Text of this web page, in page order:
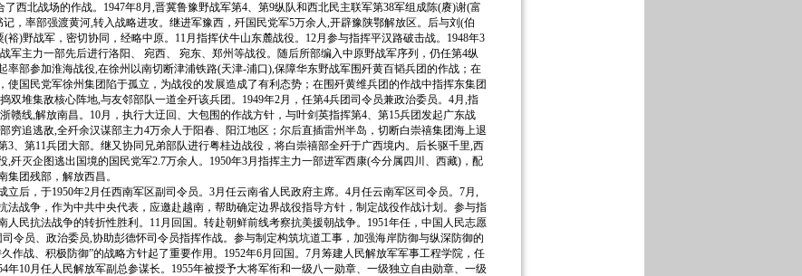
了西北战场的作战。1947年8月,晋冀鲁豫野战军第4、第9纵队和西北民主联军第38军组成陈(赓)谢(富
，率部强渡黄河,转入战略进攻。继进军豫西，歼国民党军5万余人,开辟豫陕鄂解放区。后与刘(伯
裕)野战军，密切协同，经略中原。11月指挥伏牛山东麓战役。12月参与指挥平汉路破击战。1948年3
军主力一部先后进行洛阳、 宛西、 宛东、郑州等战役。随后所部编入中原野战军序列，仍任第4纵
率部参加淮海战役,在徐州以南切断津浦铁路(天津-浦口),保障华东野战军围歼黄百韬兵团的作战；在
使国民党军徐州集团陷于孤立，为战役的发展造成了有利态势；在围歼黄维兵团的作战中指挥东集团
双堆集敌核心阵地,与友邻部队一道全歼该兵团。1949年2月，任第4兵团司令员兼政治委员。4月,指
赣线,解放南昌。10月，执行大迂回、大包围的作战方针，与叶剑英指挥第4、第15兵团发起广东战
穷追逃敌,全歼余汉谋部主力4万余人于阳春、阳江地区；尔后直插雷州半岛，切断白崇禧集团海上退
3、第11兵团大部。继又协同兄弟部队进行粤桂边战役，将白崇禧部全歼于广西境内。后长驱千里,西
,歼灭企图逃出国境的国民党军2.7万余人。1950年3月指挥主力一部进军西康(今分属四川、西藏)，配
集团残部，解放西昌。
后，于1950年2月任西南军区副司令员。3月任云南省人民政府主席。4月任云南军区司令员。7月,
法战争，作为中共中央代表，应邀赴越南，帮助确定边界战役指导方针，制定战役作战计划。参与指
人民抗法战争的转折性胜利。11月回国。转赴朝鲜前线考察抗美援朝战争。1951年任，中国人民志愿
令员、政治委员,协助彭德怀司令员指挥作战。参与制定构筑坑道工事，加强海岸防御与纵深防御的
作战、积极防御”的战略方针起了重要作用。1952年6月回国。7月筹建人民解放军军事工程学院，任
年10月任人民解放军副总参谋长。1955年被授予大将军衔和一级八一勋章、一级独立自由勋章、一级